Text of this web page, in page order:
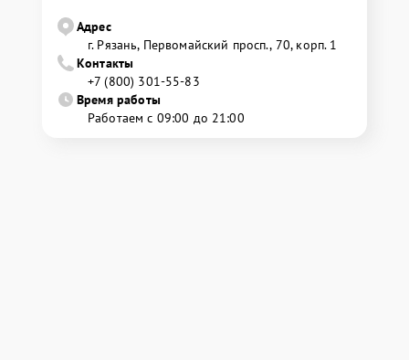
Адрес
г. Рязань, Первомайский просп., 70, корп. 1
Контакты
+7 (800) 301-55-83
Время работы
Работаем с 09:00 до 21:00